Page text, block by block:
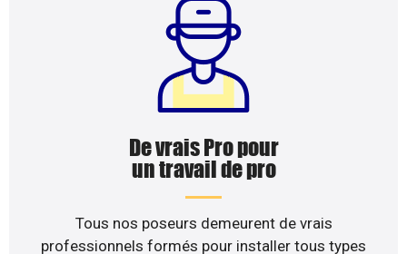
De vrais Pro pour
un travail de pro
Tous nos poseurs demeurent de vrais
professionnels formés pour installer tous types